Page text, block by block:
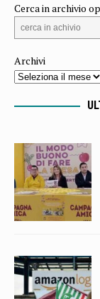
Cerca in archivio
Archivi